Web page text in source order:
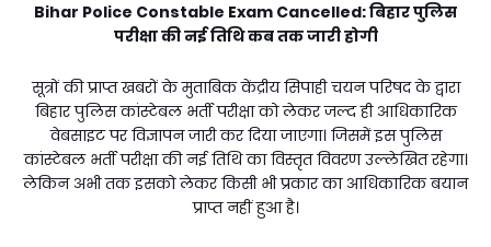
Bihar Police Constable Exam Cancelled:बिहार पुलिस
परीक्षा की नई तिथि कब तक जारी होगी
सूत्रों की प्राप्त खबरों के मुताबिक केंद्रीय सिपाही चयन परिषद के द्वारा
बिहार पुलिस कांस्टेबल भर्ती परीक्षा को लेकर जल्द ही आधिकारिक
वेबसाइट पर विज्ञापन जारी कर दिया जाएगा। जिसमें इस पुलिस
कांस्टेबल भर्ती परीक्षा की नई तिथि का विस्तृत विवरण उल्लेखित रहेगा।
लेकिन अभी तक इसको लेकर किसी भी प्रकार का आधिकारिक बयान
प्राप्त नहीं हुआ है।